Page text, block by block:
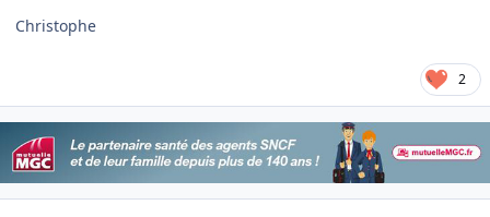
Christophe
2